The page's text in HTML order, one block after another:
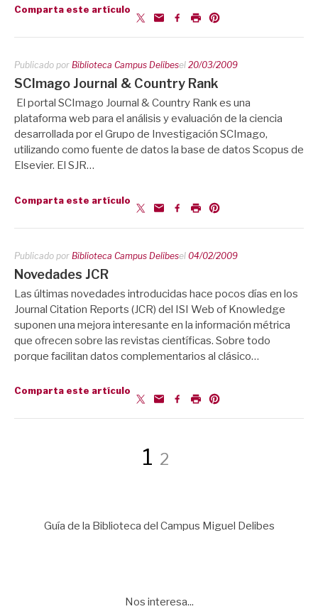
Comparta este artículo
Publicado por Biblioteca Campus Delibesel 20/03/2009
SCImago Journal & Country Rank
El portal SCImago Journal & Country Rank es una
plataforma web para el análisis y evaluación de la ciencia
desarrollada por el Grupo de Investigación SCImago,
utilizando como fuente de datos la base de datos Scopus de
Elsevier. El SJR…
Comparta este artículo
Publicado por Biblioteca Campus Delibesel 04/02/2009
Novedades JCR
Las últimas novedades introducidas hace pocos días en los
Journal Citation Reports (JCR) del ISI Web of Knowledge
suponen una mejora interesante en la información métrica
que ofrecen sobre las revistas científicas. Sobre todo
porque facilitan datos complementarios al clásico…
Comparta este artículo
Paginación
Página
1 Página
2
Guía de la Biblioteca del Campus Miguel Delibes
Nos interesa...